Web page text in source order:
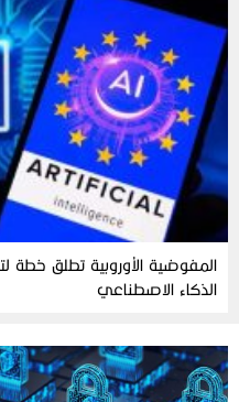
المفوضية الأوروبية تطلق خطة
الذكاء الاصطناعي